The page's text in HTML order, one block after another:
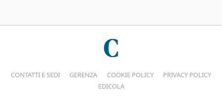
CONTATTI E SEDI GERENZA COOKIE POLICY
PRIVACY POLICY
EDICOLA